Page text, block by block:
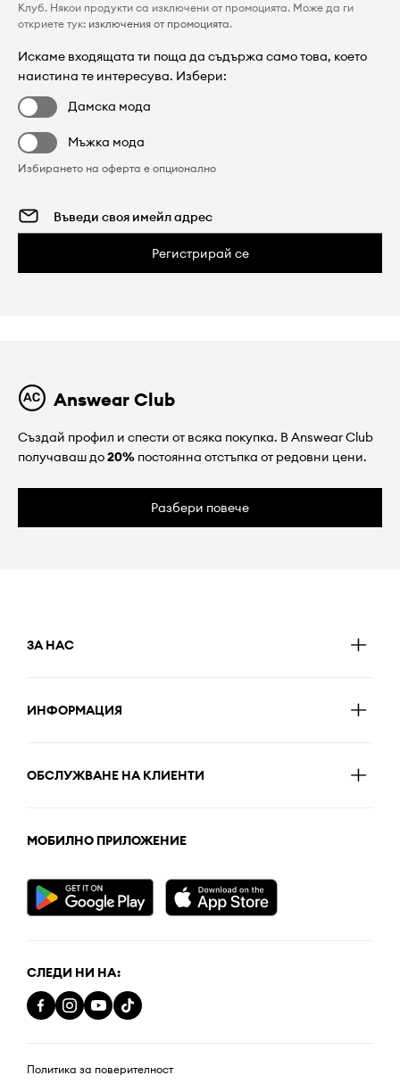
Клуб. Някои продукти са изключени от промоцията. Може да ги
откриете тук: изключения от промоцията.
Искаме входящата ти поща да съдържа само това, което
наистина те интересува. Избери:
Дамска мода
Мъжка мода
Избирането на оферта е опционално
Регистрирай се
Answear Club
Създай профил и спести от всяка покупка. В Answear Club
получаваш до20% постоянна отстъпка от редовни цени.
Разбери повече
ЗА НАС
ИНФОРМАЦИЯ
ОБСЛУЖВАНЕ НА КЛИЕНТИ
МОБИЛНО ПРИЛОЖЕНИЕ
СЛЕДИ НИ НА:
Политика за поверителност